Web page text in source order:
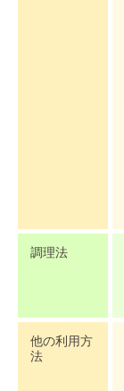
調理法
他の利用方
法